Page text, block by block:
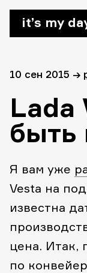
it’s my
10 сен 2015 →
Lada
быть
Я вам уже
Vesta на
известна
цена. Итак,
по